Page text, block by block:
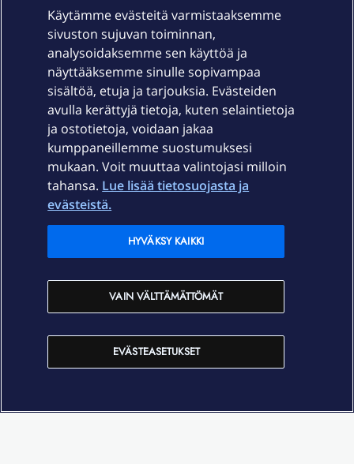
Laitteet & liittymät
Palvelut
Ajankohtaista
Elisa Oyj
In English
Käytämme evästeitä varmistaaksemme
sivuston sujuvan toiminnan,
analysoidaksemme sen käyttöä ja
näyttääksemme sinulle sopivampaa
sisältöä, etuja ja tarjouksia. Evästeiden
avulla kerättyjä tietoja, kuten selaintietoja
ja ostotietoja, voidaan jakaa
kumppaneillemme suostumuksesi
mukaan. Voit muuttaa valintojasi milloin
tahansa. Lue lisää tietosuojasta ja
evästeistä.
EVÄSTEASETUKSET
VAIN VÄLTTÄMÄTTÖMÄT
HYVÄKSY KAIKKI